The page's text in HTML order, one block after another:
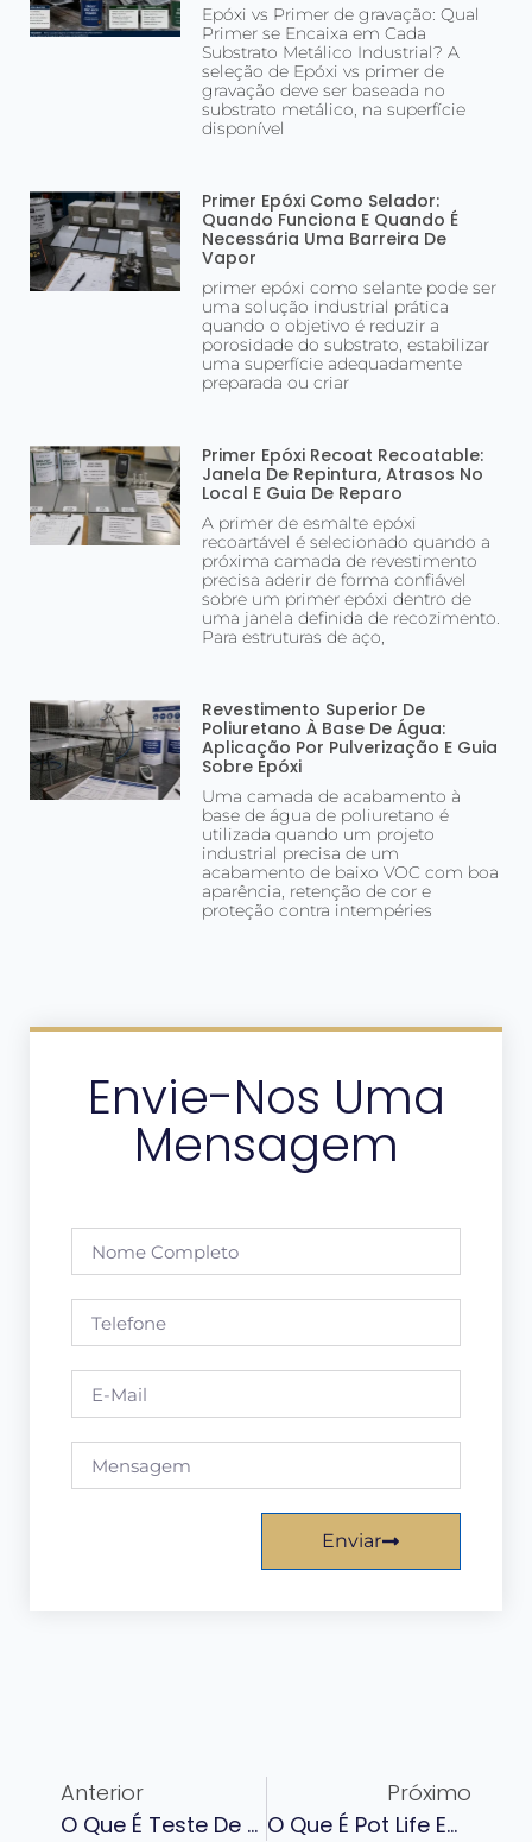
Epóxi vs Primer de gravação: Qual
Primer se Encaixa em Cada
Substrato Metálico Industrial? A
seleção de Epóxi vs primer de
gravação deve ser baseada no
substrato metálico, na superfície
disponível
Primer Epóxi Como Selador:
Quando Funciona E Quando É
Necessária Uma Barreira De
Vapor
primer epóxi como selante pode ser
uma solução industrial prática
quando o objetivo é reduzir a
porosidade do substrato, estabilizar
uma superfície adequadamente
preparada ou criar
Primer Epóxi Recoat Recoatable:
Janela De Repintura, Atrasos No
Local E Guia De Reparo
A primer de esmalte epóxi
recoartável é selecionado quando a
próxima camada de revestimento
precisa aderir de forma confiável
sobre um primer epóxi dentro de
uma janela definida de recozimento.
Para estruturas de aço,
Revestimento Superior De
Poliuretano À Base De Água:
Aplicação Por Pulverização E Guia
Sobre Epóxi
Uma camada de acabamento à
base de água de poliuretano é
utilizada quando um projeto
industrial precisa de um
acabamento de baixo VOC com boa
aparência, retenção de cor e
proteção contra intempéries
Envie-Nos Uma
Mensagem
Enviar
Anterior
O Que É Teste De Férias Em Revestimentos — E Quando É Exigido?
Próximo
O Que É Pot Life Em Revestimento Epóxi — E O Que Acontece Se Você Ignorar?